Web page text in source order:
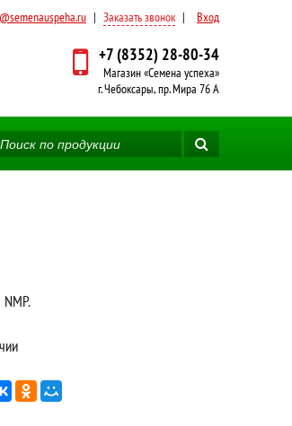
| Заказать звонок | Вход
+7 (8352) 28-80-34
Магазин «Семена успеха»
г. Чебоксары, пр. Мира 76 А
NMP.